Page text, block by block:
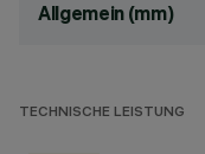
Allgemein (mm)
TECHNISCHE LEISTUNG